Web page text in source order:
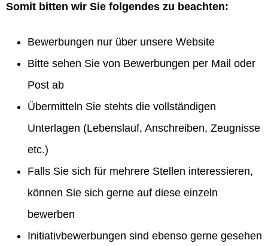
Somit bitten wir Sie folgendes zu beachten:
Bewerbungen nur über unsere Website
Bitte sehen Sie von Bewerbungen per Mail oder
Post ab
Übermitteln Sie stehts die vollständigen
Unterlagen (Lebenslauf, Anschreiben, Zeugnisse
etc.)
Falls Sie sich für mehrere Stellen interessieren,
können Sie sich gerne auf diese einzeln
bewerben
Initiativbewerbungen sind ebenso gerne gesehen